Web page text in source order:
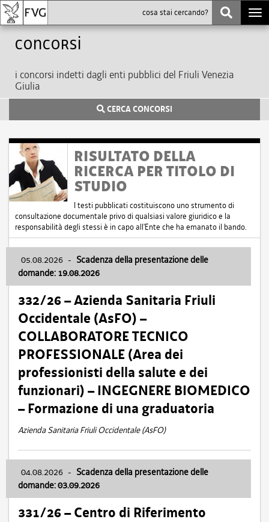
Concorsi
i concorsi indetti dagli enti pubblici del Friuli Venezia
Giulia
CERCA CONCORSI
RISULTATO DELLA
RICERCA PER TITOLO DI
STUDIO
I testi pubblicati costituiscono uno strumento di
consultazione documentale privo di qualsiasi valore giuridico e la
responsabilità degli stessi è in capo all'Ente che ha emanato il bando.
05.08.2026 - Scadenza della presentazione delle
domande: 19.08.2026
332/26 – Azienda Sanitaria Friuli
Occidentale (AsFO) –
COLLABORATORE TECNICO
PROFESSIONALE (Area dei
professionisti della salute e dei
funzionari) – INGEGNERE BIOMEDICO
– Formazione di una graduatoria
Azienda Sanitaria Friuli Occidentale (AsFO)
04.08.2026 - Scadenza della presentazione delle
domande: 03.09.2026
331/26 – Centro di Riferimento